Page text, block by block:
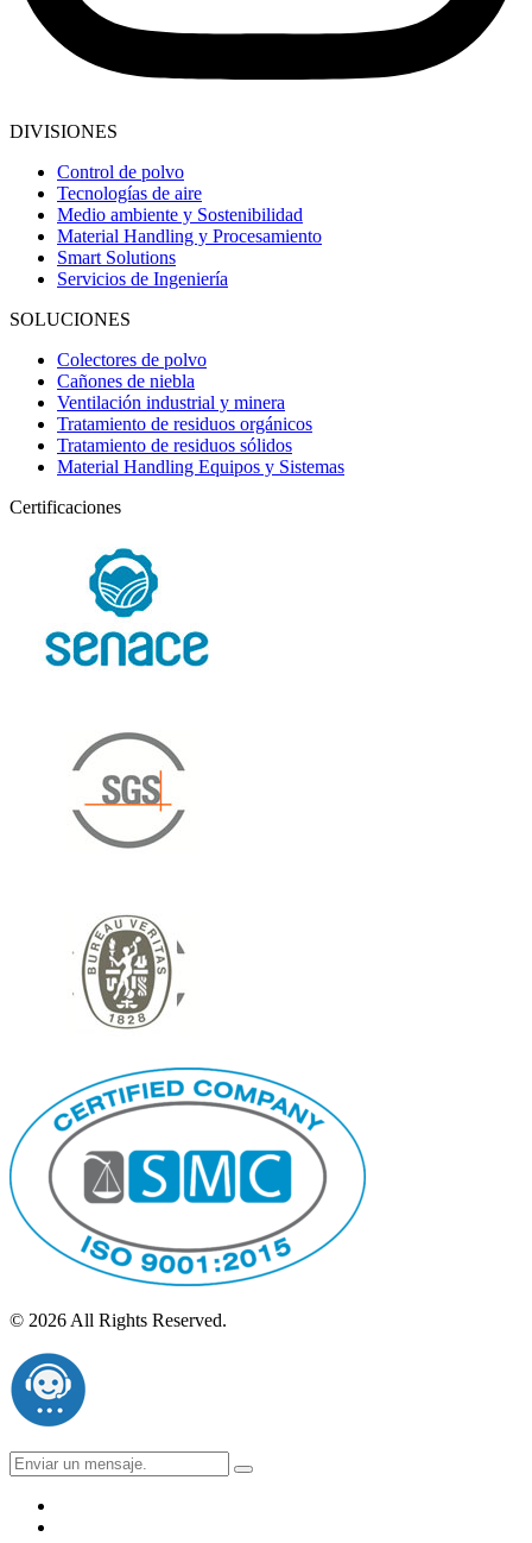
DIVISIONES
Control de polvo
Tecnologías de aire
Medio ambiente y Sostenibilidad
Material Handling y Procesamiento
Smart Solutions
Servicios de Ingeniería
SOLUCIONES
Colectores de polvo
Cañones de niebla
Ventilación industrial y minera
Tratamiento de residuos orgánicos
Tratamiento de residuos sólidos
Material Handling Equipos y Sistemas
Certificaciones
© 2026 All Rights Reserved.